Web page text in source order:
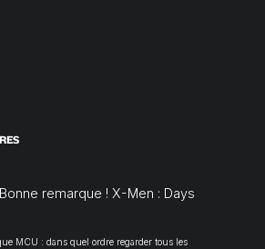
remarque ! X-Men : Days
MCU : dans quel ordre regarder tous les